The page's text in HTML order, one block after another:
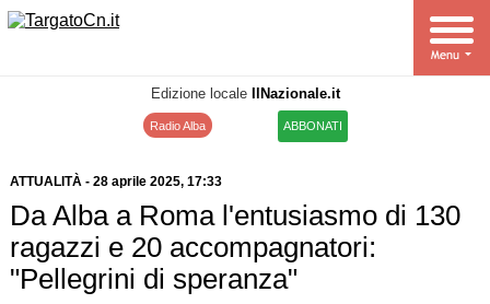
Edizione locale IlNazionale.it
Radio Alba ABBONATI
ATTUALITÀ- 28 aprile 2025, 17:33
Da Alba a Roma l'entusiasmo di 130
ragazzi e 20 accompagnatori:
"Pellegrini di speranza"